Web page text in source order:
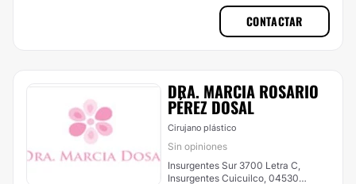
CONTACTAR
DRA. MARCIA ROSARIO
PÉREZ DOSAL
Cirujano plástico
Sin opiniones
Insurgentes Sur 3700 Letra C,
Insurgentes Cuicuilco, 04530